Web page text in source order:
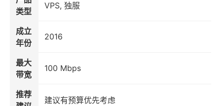
类型
VPS, 独服
成立
年份
2016
最大
带宽
100 Mbps
推荐
建议有预算优先考虑